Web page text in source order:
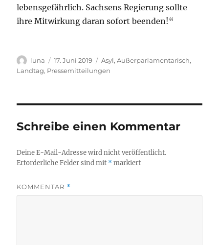
lebensgefährlich. Sachsens Regierung sollte
ihre Mitwirkung daran sofort beenden!“
Autor
luna
Veröffentlicht
am
17. Juni 2019 Kategorien
Asyl,Außerparlamentarisch,
Landtag, Pressemitteilungen
Schreibe einen Kommentar
Deine E-Mail-Adresse wird nicht veröffentlicht.
Erforderliche Felder sind mit *markiert
KOMMENTAR *